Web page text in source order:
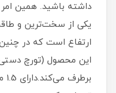
داشته باشید. همین
یکی از سخت‌ترین و
ارتفاع است که در
این محصول (تورچ دستی